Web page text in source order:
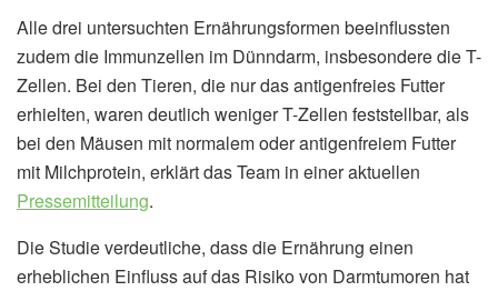
Alle drei untersuchten Ernährungsformen beeinflussten
zudem die Immunzellen im Dünndarm, insbesondere die T-
Zellen. Bei den Tieren, die nur das antigenfreies Futter
erhielten, waren deutlich weniger T-Zellen feststellbar, als
bei den Mäusen mit normalem oder antigenfreiem Futter
mit Milchprotein, erklärt das Team in einer aktuellen
Pressemitteilung.
Die Studie verdeutliche, dass die Ernährung einen
erheblichen Einfluss auf das Risiko von Darmtumoren hat